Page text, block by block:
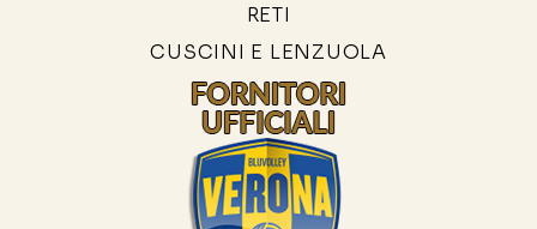
RETI
CUSCINI E LENZUOLA